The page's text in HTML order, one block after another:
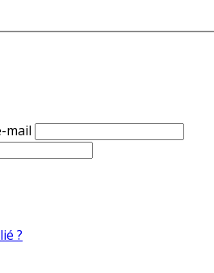
mail
?